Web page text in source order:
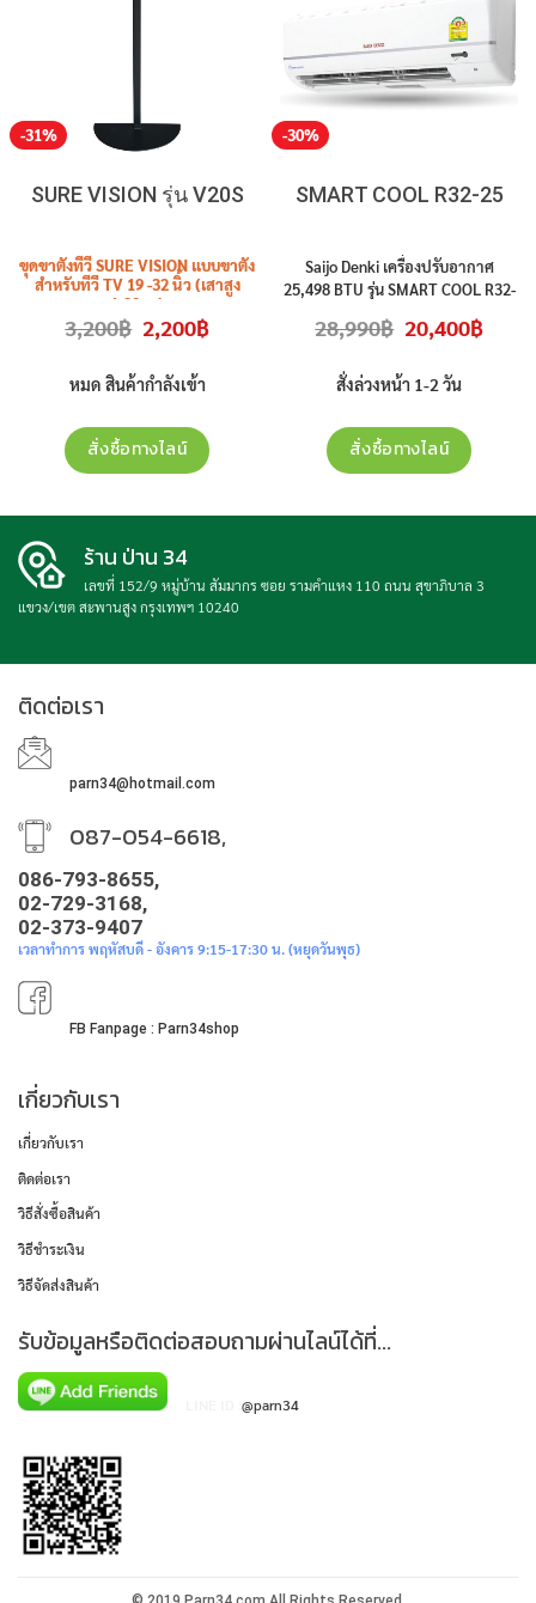
-31%
SURE VISION รุ่น V20S
ขุดขาตั้งทีวี SURE VISION แบบขาตั้ง
สำหรับทีวี TV 19 -32 นิ้ว (เสาสูง
1.20 ม.)
รุ่นV20Sราคาไม่รวมติดตั้ง
3,200฿ Original
price
3,200฿.
2,200฿Current
price
หมด สินค้ากำลังเข้า
สั่งซื้อทางไลน์
-30%
SMART COOL R32-25
Saijo Denki เครื่องปรับอากาศ
25,498 BTU รุ่น SMART COOL R32-
ประกันศูนย์ (ราคาไม่รวมติดตั้ง)
28,990฿ Original
price
28,990฿.
20,400฿price
สั่งล่วงหน้า 1-2 วัน
สั่งซื้อทางไลน์
ร้าน ป่าน 34
เลขที่ 152/9 หมู่บ้าน สัมมากร ซอย รามคำแหง 110 ถนน สุขาภิบาล 3
แขวง/เขต สะพานสูง กรุงเทพฯ 10240
ติดต่อเรา
parn34@hotmail.com
087-054-6618,
086-793-8655,
02-729-3168,
02-373-9407
เวลาทำการ พฤหัสบดี - อังคาร 9:15-17:30 น. (หยุดวันพุธ)
FB Fanpage : Parn34shop
เกี่ยวกับเรา
เกี่ยวกับเรา
ติดต่อเรา
วิธีสั่งซื้อสินค้า
วิธีชำระเงิน
วิธีจัดส่งสินค้า
รับข้อมูลหรือติดต่อสอบถามผ่านไลน์ได้ที่...
@parn34